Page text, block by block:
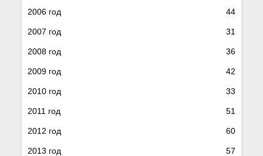
2006 год 44
2007 год 31
2008 год 36
2009 год 42
2010 год 33
2011 год 51
2012 год 60
2013 год 57